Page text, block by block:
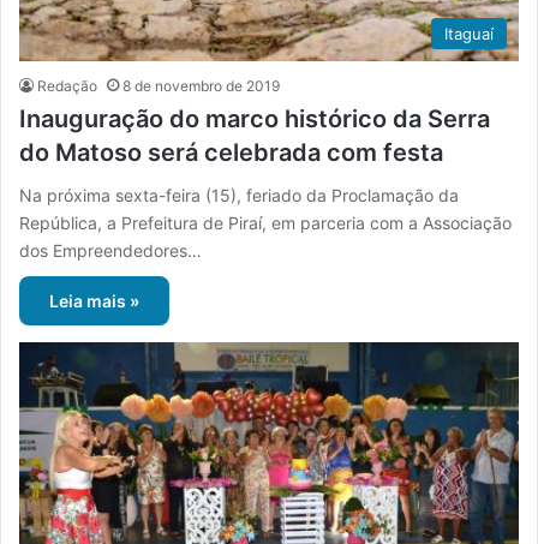
Itaguaí
Redação 8 de novembro de 2019
Inauguração do marco histórico da Serra
do Matoso será celebrada com festa
Na próxima sexta-feira (15), feriado da Proclamação da
República, a Prefeitura de Piraí, em parceria com a Associação
dos Empreendedores…
Leia mais »